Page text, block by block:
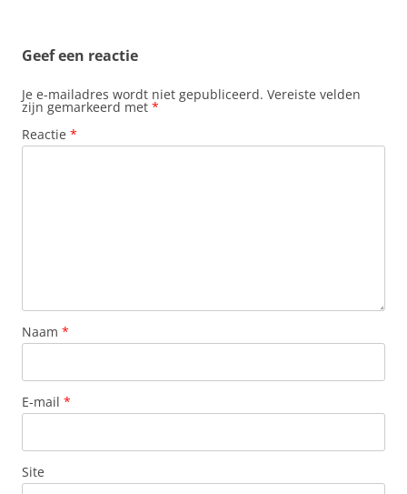
Geef een reactie
Je e-mailadres wordt niet gepubliceerd. Vereiste velden
zijn gemarkeerd met *
Reactie *
Naam *
E-mail *
Site